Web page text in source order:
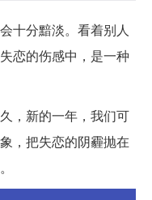
十分黯淡。看着别人
恋的伤感中，是一种
，新的一年，我们可
，把失恋的阴霾抛在